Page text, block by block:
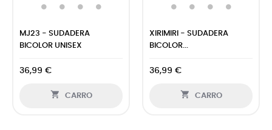
MJ23 - SUDADERA
BICOLOR UNISEX
36,99 €
 CARRO
XIRIMIRI - SUDADERA
BICOLOR...
36,99 €
 CARRO